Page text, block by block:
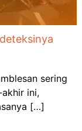
sering
ini,
[…]